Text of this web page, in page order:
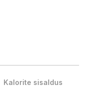
Kalorite sisaldus